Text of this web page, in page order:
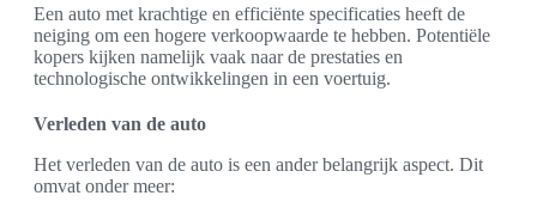
Een auto met krachtige en efficiënte specificaties heeft de
neiging om een hogere verkoopwaarde te hebben. Potentiële
kopers kijken namelijk vaak naar de prestaties en
technologische ontwikkelingen in een voertuig.
Verleden van de auto
Het verleden van de auto is een ander belangrijk aspect. Dit
omvat onder meer: